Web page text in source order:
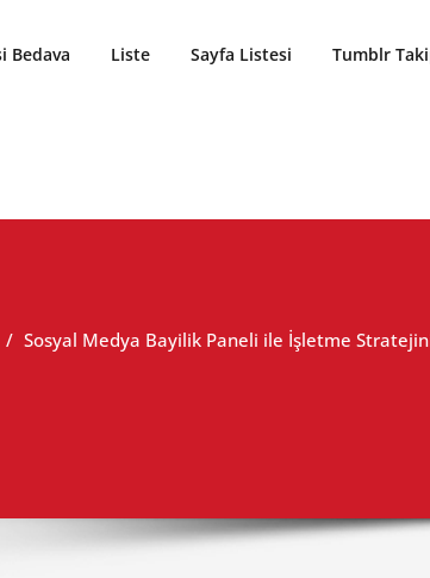
Bedava Liste Sayfa Listesi Tumblr
Sosyal Medya Bayilik Paneli ile İşletme